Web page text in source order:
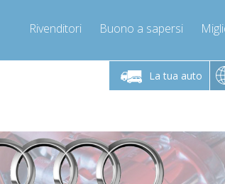
Rivenditori Buono a sapersi
La tua auto
Chiamaci!
+393278892946
Lunedì-